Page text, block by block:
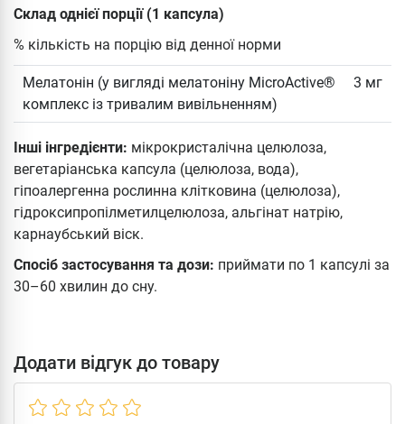
Склад однієї порції (1 капсула)
% кількість на порцію від денної норми
Мелатонін (у вигляді мелатоніну MicroActive®
комплекс із тривалим вивільненням)
3 мг
Інші інгредієнти: мікрокристалічна целюлоза,
вегетаріанська капсула (целюлоза, вода),
гіпоалергенна рослинна клітковина (целюлоза),
гідроксипропілметилцелюлоза, альгінат натрію,
карнаубський віск.
Спосіб застосування та дози: приймати по 1 капсулі за
30–60 хвилин до сну.
Додати відгук до товару